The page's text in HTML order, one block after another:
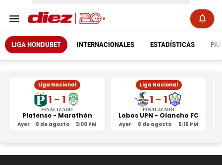
LIGA HONDUBET INTERNACIONALES ESTADÍSTICAS
Liga Nacional
1 - 1
FINALIZADO
Platense - Marathón
Ayer 8 de agosto 3:00 PM
Liga Nacional
1 - 1
FINALIZADO
Lobos UPN - Olancho FC
Ayer 8 de agosto 5:15 PM